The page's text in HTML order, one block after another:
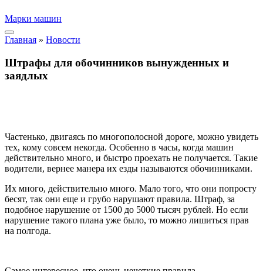
Марки машин
Главная » Новости
Штрафы для обочинников вынужденных и
заядлых
Частенько, двигаясь по многополосной дороге, можно увидеть
тех, кому совсем некогда. Особенно в часы, когда машин
действительно много, и быстро проехать не получается. Такие
водители, вернее манера их езды называются обочинниками.
Их много, действительно много. Мало того, что они попросту
бесят, так они еще и грубо нарушают правила. Штраф, за
подобное нарушение от 1500 до 5000 тысяч рублей. Но если
нарушение такого плана уже было, то можно лишиться прав
на полгода.